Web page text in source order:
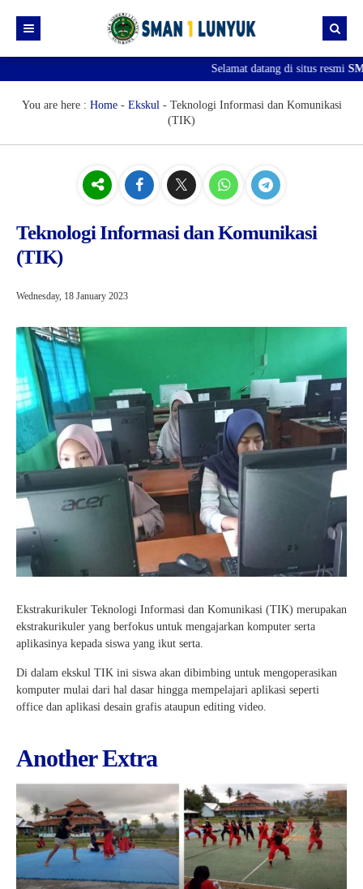
Berita
Sejarah Sekolah
Struktur Organisasi
Guru & Staff
Gallery
Prestasi
KOLEKSI BUKU
Selamat datang di situs resmi
You are here : Home- Ekskul- Teknologi Informasi dan Komunikasi
(TIK)
Teknologi Informasi dan Komunikasi
(TIK)
Wednesday, 18 January 2023
Ekstrakurikuler Teknologi Informasi dan Komunikasi (TIK) merupakan
ekstrakurikuler yang berfokus untuk mengajarkan komputer serta
aplikasinya kepada siswa yang ikut serta.
Di dalam ekskul TIK ini siswa akan dibimbing untuk mengoperasikan
komputer mulai dari hal dasar hingga mempelajari aplikasi seperti
office dan aplikasi desain grafis ataupun editing video.
Another Extra